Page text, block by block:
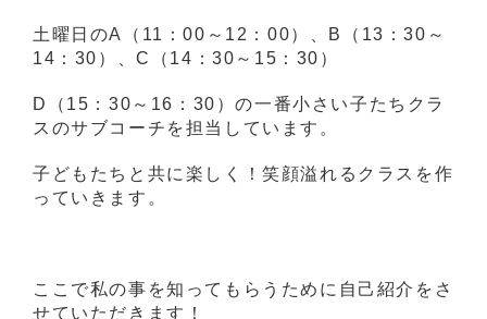
土曜日のA（11：00～12：00）、B（13：30～
14：30）、C（14：30～15：30）
D（15：30～16：30）の一番小さい子たちクラ
スのサブコーチを担当しています。
子どもたちと共に楽しく！笑顔溢れるクラスを作
っていきます。
ここで私の事を知ってもらうために自己紹介をさ
せていただきます！